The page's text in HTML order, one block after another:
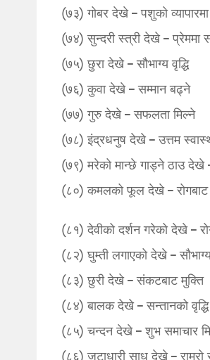
(७३) गोबर देखे – पशुको
(७४) सुन्दरी स्त्री देखे – प्रेममा
(७५) छुरा देखे – सौभाग्य वृद्धि
(७६) कुवा देखे – सम्मान बढ्ने
(७७) गुरु देखे – सफलता मिल्ने
(७८) इंद्रधनुष देखे – उत्तम
(७९) मरेको मान्छे गाड्ने ठाउ देखे
(८०) कमलको फूल देखे – रोगबाट
(८१) देवीको दर्शन गरेको देखे –
(८२) घुम्ती लगाएको देखे – सौभाग्य
(८३) छुरी देखे – संकटबाट मुक्ति
(८४) बालक देखे – सन्तानको वृद्धि
(८५) चन्दन देखे – शुभ समाचार